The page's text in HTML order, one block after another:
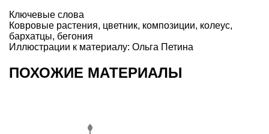
Ключевые слова
Ковровые растения, цветник, композиции, колеус,
бархатцы, бегония
Иллюстрации к материалу: Ольга Петина
ПОХОЖИЕ МАТЕРИАЛЫ